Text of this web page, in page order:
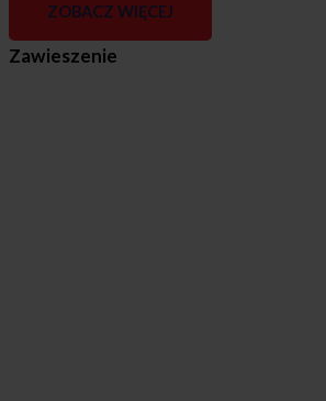
ZOBACZ WIĘCEJ
Zawieszenie